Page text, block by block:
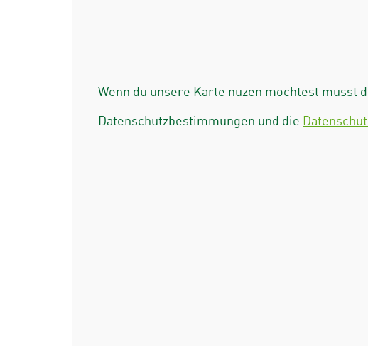
Wenn du unsere Karte nuzen möchtest musst
Datenschutzbestimmungen und die